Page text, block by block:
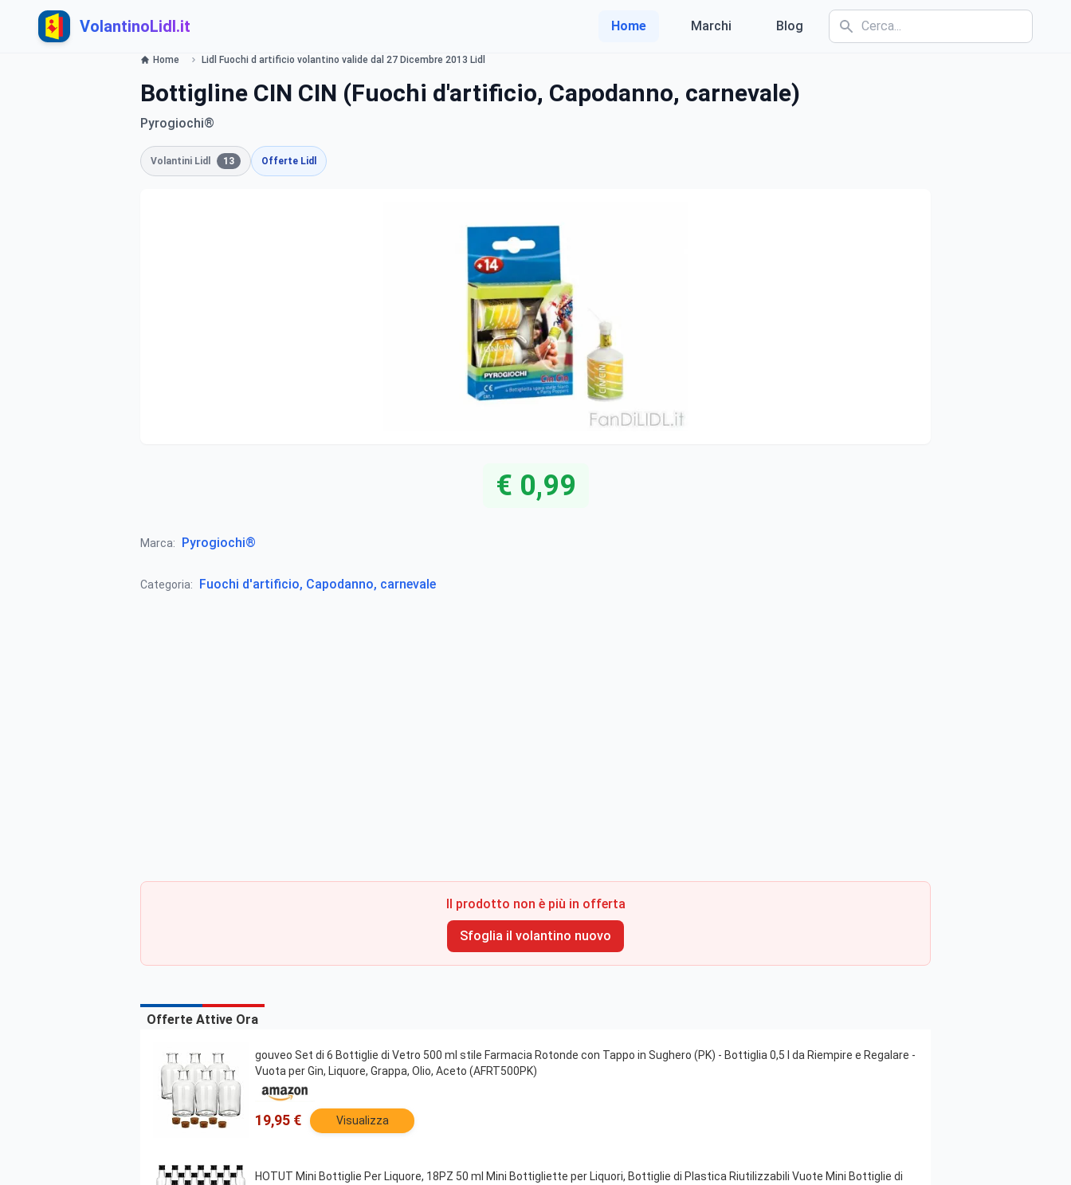
VolantinoLidl.it Home Marchi Blog
Home Lidl Fuochi d artificio volantino valide dal 27 Dicembre 2013 Lidl
Bottigline CIN CIN (Fuochi d'artificio, Capodanno, carnevale)
Pyrogiochi®
Volantini Lidl 13 Offerte Lidl
€ 0,99
Marca: Pyrogiochi®
Categoria: Fuochi d'artificio, Capodanno, carnevale
Il prodotto non è più in offerta
Sfoglia il volantino nuovo
Offerte Attive Ora
gouveo Set di 6 Bottiglie di Vetro 500 ml stile Farmacia Rotonde con Tappo in Sughero (PK) - Bottiglia 0,5 l da Riempire e Regalare -
Vuota per Gin, Liquore, Grappa, Olio, Aceto (AFRT500PK)
19,95 € Visualizza
HOTUT Mini Bottiglie Per Liquore, 18PZ 50 ml Mini Bottigliette per Liquori, Bottiglie di Plastica Riutilizzabili Vuote Mini Bottiglie di